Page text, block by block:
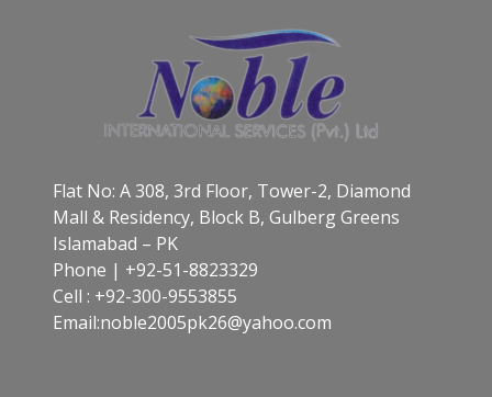
Flat No: A 308, 3rd Floor, Tower-2, Diamond
Mall & Residency, Block B, Gulberg Greens
Islamabad – PK
Phone | +92-51-8823329
Cell : +92-300-9553855
Email:noble2005pk26@yahoo.com​